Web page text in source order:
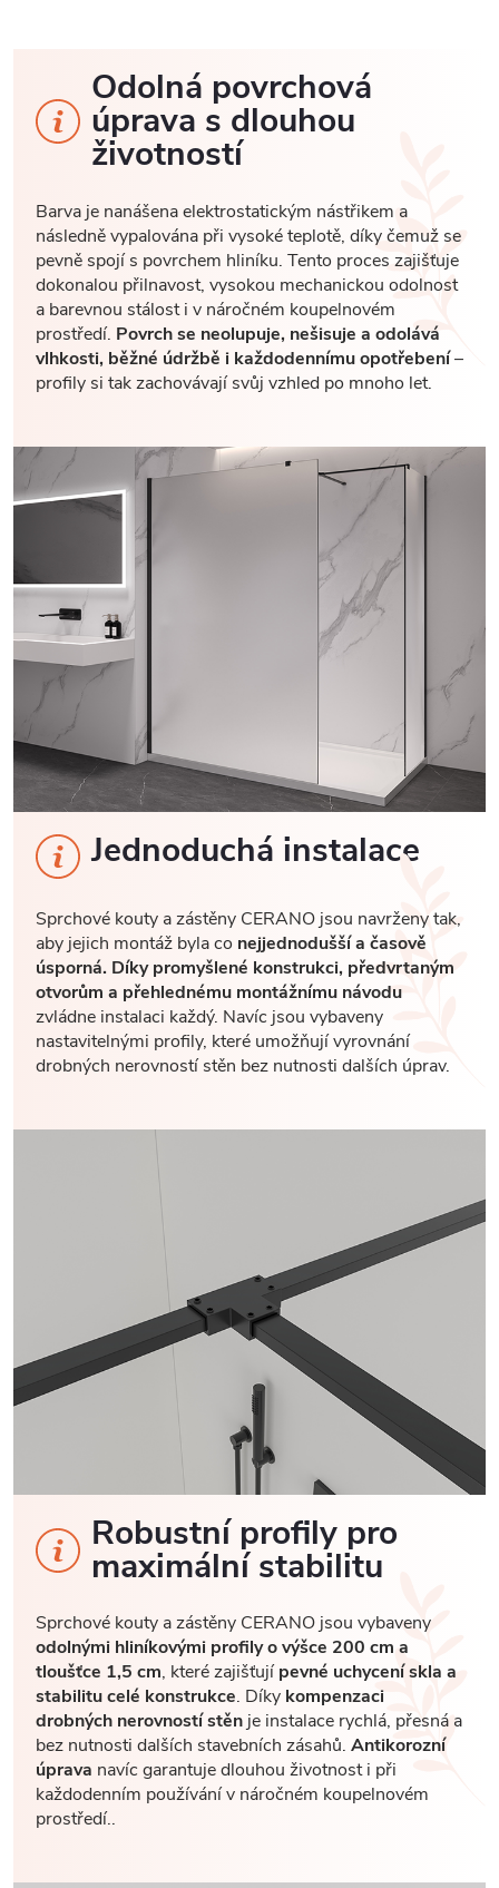
Odolná povrchová
úprava s dlouhou
životností
Barva je nanášena elektrostatickým nástřikem a
následně vypalována při vysoké teplotě, díky čemuž se
pevně spojí s povrchem hliníku. Tento proces zajišťuje
dokonalou přilnavost, vysokou mechanickou odolnost
a barevnou stálost i v náročném koupelnovém
prostředí. Povrch se neolupuje, nešisuje a odolává
vlhkosti, běžné údržbě i každodennímu opotřebení–
profily si tak zachovávají svůj vzhled po mnoho let.
Jednoduchá instalace
Sprchové kouty a zástěny CERANO jsou navrženy tak,
aby jejich montáž byla co nejjednodušší a časově
úsporná. Díky promyšlené konstrukci, předvrtaným
otvorům a přehlednému montážnímu návodu
zvládne instalaci každý. Navíc jsou vybaveny
nastavitelnými profily, které umožňují vyrovnání
drobných nerovností stěn bez nutnosti dalších úprav.
Robustní profily pro
maximální stabilitu
Sprchové kouty a zástěny CERANO jsou vybaveny
odolnými hliníkovými profily o výšce 200 cm a
tloušťce 1,5 cm, které zajišťujípevné uchycení skla a
stabilitu celé konstrukce. Díky kompenzaci
drobných nerovností stěnje instalace rychlá, přesná a
bez nutnosti dalších stavebních zásahů. Antikorozní
úprava navíc garantuje dlouhou životnost i při
každodenním používání v náročném koupelnovém
prostředí..